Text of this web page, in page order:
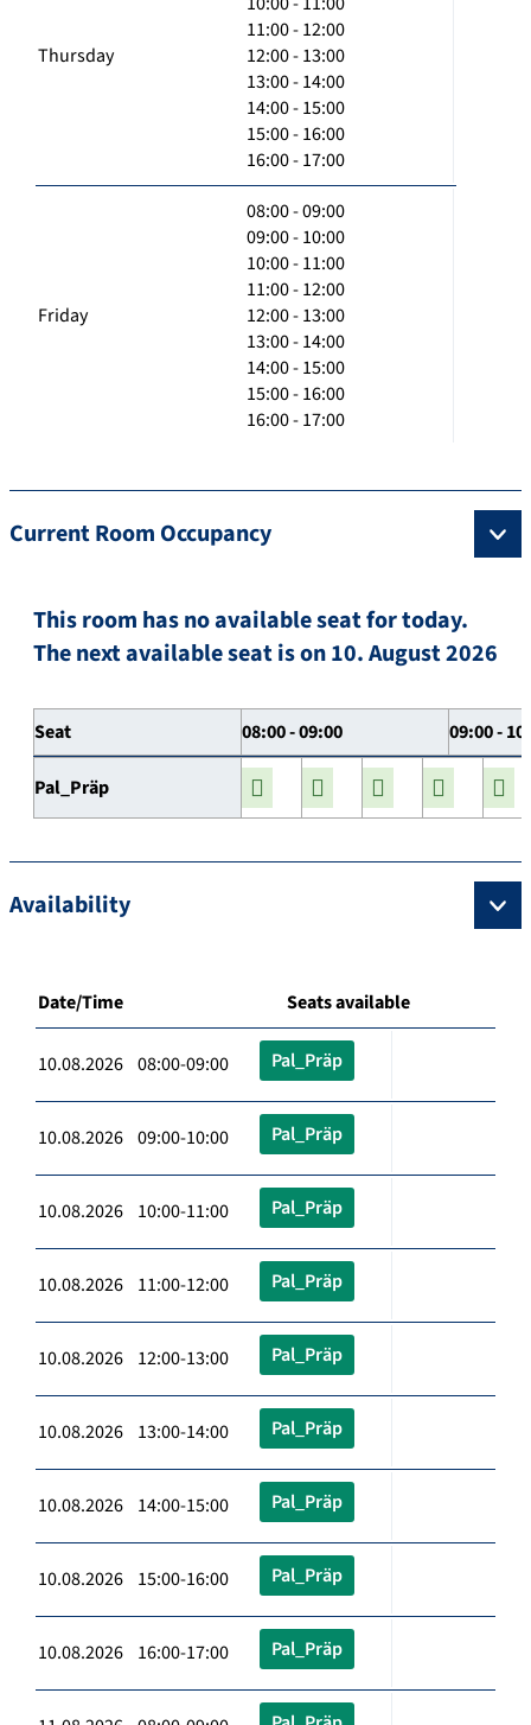
Thursday
11:00 - 12:00
12:00 - 13:00
13:00 - 14:00
14:00 - 15:00
15:00 - 16:00
16:00 - 17:00
Friday
08:00 - 09:00
09:00 - 10:00
10:00 - 11:00
11:00 - 12:00
12:00 - 13:00
13:00 - 14:00
14:00 - 15:00
15:00 - 16:00
16:00 - 17:00
Current Room Occupancy
This room has no available seat for today.
The next available seat is on 10. August 2026
Seat 08:00 - 09:00 09:00 -
Pal_Präp
Availability
Date/Time Seats available
10.08.2026 08:00-09:00 Pal_Präp
10.08.2026 09:00-10:00 Pal_Präp
10.08.2026 10:00-11:00 Pal_Präp
10.08.2026 11:00-12:00 Pal_Präp
10.08.2026 12:00-13:00 Pal_Präp
10.08.2026 13:00-14:00 Pal_Präp
10.08.2026 14:00-15:00 Pal_Präp
10.08.2026 15:00-16:00 Pal_Präp
10.08.2026 16:00-17:00 Pal_Präp